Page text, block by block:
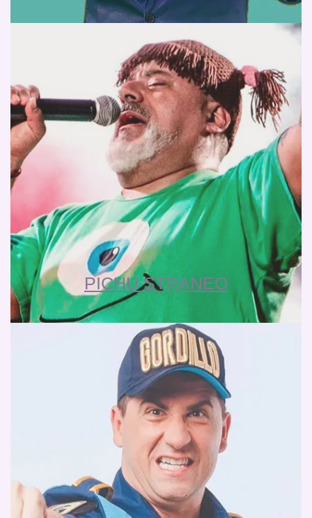
PICHU STRANEO